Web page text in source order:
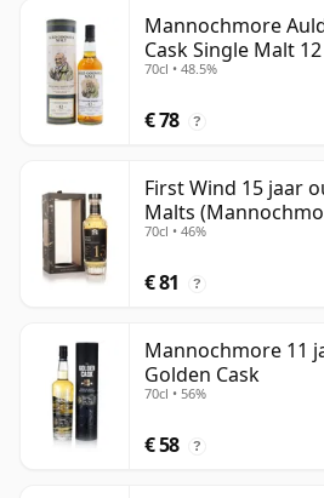
Mannochmore
Cask Single Malt
70cl • 48.5%
€ 78 ?
First Wind 15 jaar
Malts
70cl • 46%
€ 81 ?
Mannochmore 11
Golden Cask
70cl • 56%
€ 58 ?